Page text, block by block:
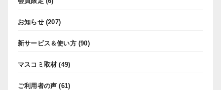
お知らせ(207)
新サービス＆使い方(90)
マスコミ取材 (49)
ご利用者の声 (61)